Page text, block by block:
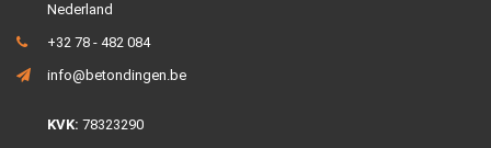
Nederland
+32 78 - 482 084
info@betondingen.be
KVK: 78323290